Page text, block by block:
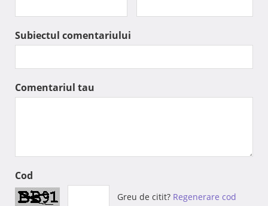
Subiectul comentariului
Comentariul tau
Cod
Greu de citit? Regenerare cod